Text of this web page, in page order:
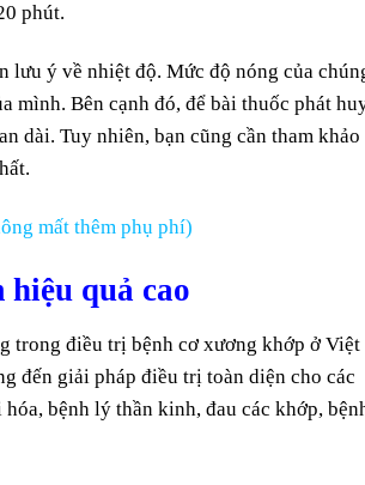
phút.
lưu ý về nhiệt độ. Mức độ nóng của
mình. Bên cạnh đó, để bài thuốc phát
dài. Tuy nhiên, bạn cũng cần tham khảo
mất thêm phụ phí)
quả cao
trong điều trị bệnh cơ xương khớp ở Việt
đến giải pháp điều trị toàn diện cho các
bệnh lý thần kinh, đau các khớp,